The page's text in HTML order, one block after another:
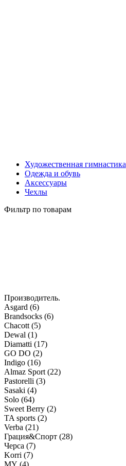
Художественная гимнастика
Одежда и обувь
Аксессуары
Чехлы
Фильтр по товарам
Производитель.
Asgard (6)
Brandsocks (6)
Chacott (5)
Dewal (1)
Diamatti (17)
GO DO (2)
Indigo (16)
Almaz Sport (22)
Pastorelli (3)
Sasaki (4)
Solo (64)
Sweet Berry (2)
TA sports (2)
Verba (21)
Грация&Спорт (28)
Черса (7)
Korri (7)
MY (4)